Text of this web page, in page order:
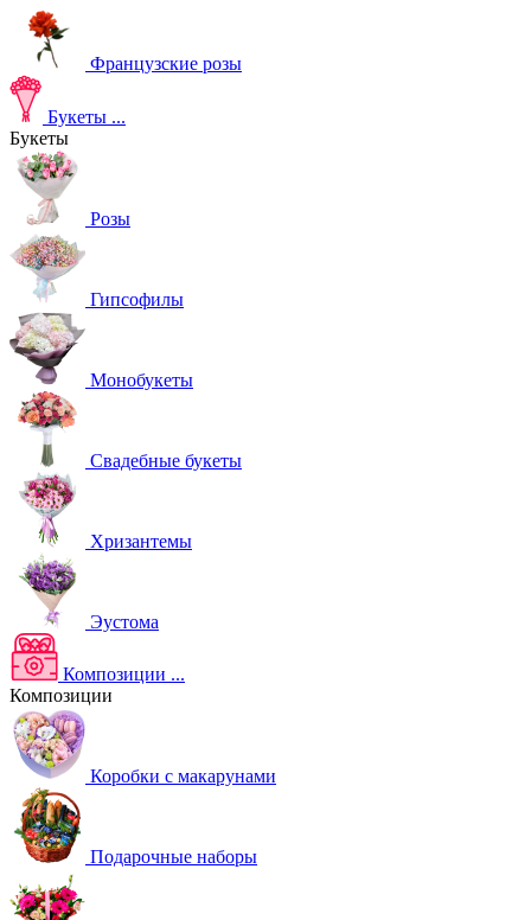
Французские розы
Букеты ...
Букеты
Розы
Гипсофилы
Монобукеты
Свадебные букеты
Хризантемы
Эустома
Композиции ...
Композиции
Коробки с макарунами
Подарочные наборы